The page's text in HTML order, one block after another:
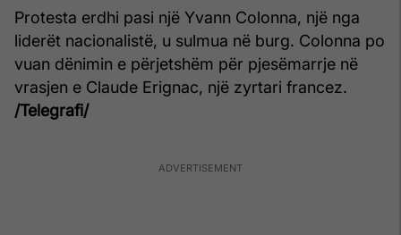
Protesta erdhi pasi një Yvann Colonna, një nga
liderët nacionalistë, u sulmua në burg. Colonna po
vuan dënimin e përjetshëm për pjesëmarrje në
vrasjen e Claude Erignac, një zyrtari francez.
/Telegrafi/